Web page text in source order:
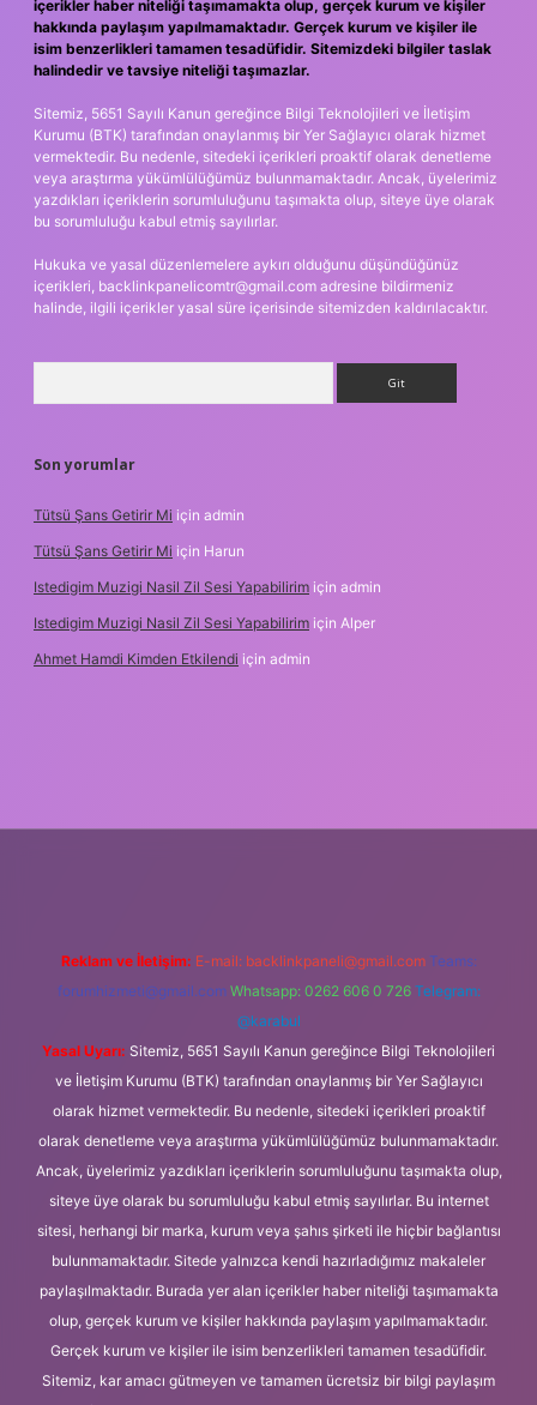
içerikler haber niteliği taşımamakta olup, gerçek kurum ve kişiler
hakkında paylaşım yapılmamaktadır. Gerçek kurum ve kişiler ile
isim benzerlikleri tamamen tesadüfidir. Sitemizdeki bilgiler taslak
halindedir ve tavsiye niteliği taşımazlar.
Sitemiz, 5651 Sayılı Kanun gereğince Bilgi Teknolojileri ve İletişim
Kurumu (BTK) tarafından onaylanmış bir Yer Sağlayıcı olarak hizmet
vermektedir. Bu nedenle, sitedeki içerikleri proaktif olarak denetleme
veya araştırma yükümlülüğümüz bulunmamaktadır. Ancak, üyelerimiz
yazdıkları içeriklerin sorumluluğunu taşımakta olup, siteye üye olarak
bu sorumluluğu kabul etmiş sayılırlar.
Hukuka ve yasal düzenlemelere aykırı olduğunu düşündüğünüz
içerikleri, backlinkpanelicomtr@gmail.com adresine bildirmeniz
halinde, ilgili içerikler yasal süre içerisinde sitemizden kaldırılacaktır.
Son yorumlar
Tütsü Şans Getirir Mi için admin
Tütsü Şans Getirir Mi için Harun
Istedigim Muzigi Nasil Zil Sesi Yapabilirim için admin
Istedigim Muzigi Nasil Zil Sesi Yapabilirim için Alper
Ahmet Hamdi Kimden Etkilendi için admin
Reklam ve İletişim: E-mail: backlinkpaneli@gmail.com Teams:
forumhizmeti@gmail.com Whatsapp: 0262 606 0 726 Telegram:
@karabul
Yasal Uyarı: Sitemiz, 5651 Sayılı Kanun gereğince Bilgi Teknolojileri
ve İletişim Kurumu (BTK) tarafından onaylanmış bir Yer Sağlayıcı
olarak hizmet vermektedir. Bu nedenle, sitedeki içerikleri proaktif
olarak denetleme veya araştırma yükümlülüğümüz bulunmamaktadır.
Ancak, üyelerimiz yazdıkları içeriklerin sorumluluğunu taşımakta olup,
siteye üye olarak bu sorumluluğu kabul etmiş sayılırlar. Bu internet
sitesi, herhangi bir marka, kurum veya şahıs şirketi ile hiçbir bağlantısı
bulunmamaktadır. Sitede yalnızca kendi hazırladığımız makaleler
paylaşılmaktadır. Burada yer alan içerikler haber niteliği taşımamakta
olup, gerçek kurum ve kişiler hakkında paylaşım yapılmamaktadır.
Gerçek kurum ve kişiler ile isim benzerlikleri tamamen tesadüfidir.
Sitemiz, kar amacı gütmeyen ve tamamen ücretsiz bir bilgi paylaşım